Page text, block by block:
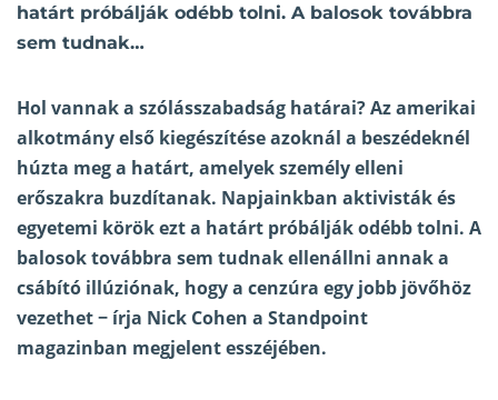
határt próbálják odébb tolni. A balosok továbbra
sem tudnak…
Hol vannak a szólásszabadság határai? Az amerikai
alkotmány első kiegészítése azoknál a beszédeknél
húzta meg a határt, amelyek személy elleni
erőszakra buzdítanak. Napjainkban aktivisták és
egyetemi körök ezt a határt próbálják odébb tolni. A
balosok továbbra sem tudnak ellenállni annak a
csábító illúziónak, hogy a cenzúra egy jobb jövőhöz
vezethet − írja Nick Cohen a Standpoint
magazinban megjelent esszéjében.